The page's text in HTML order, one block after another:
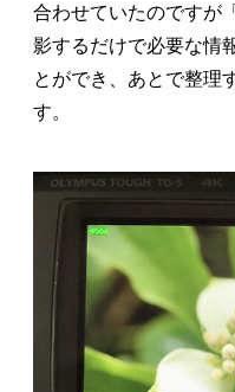
合わせていたのですが
影するだけで必要な情
とができ、あとで整理
す。